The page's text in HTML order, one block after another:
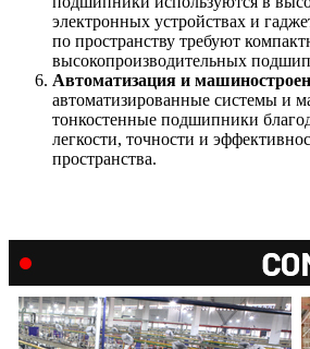
электронных устройствах и
по пространству требуют
высокопроизводительных
Автоматизация и
автоматизированные системы и
тонкостенные подшипники
легкости, точности и
пространства.